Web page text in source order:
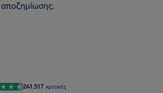
αποζημίωσης.
241.517 κριτικές